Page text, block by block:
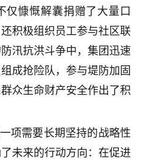
仅慷慨解囊捐赠了大量口
积极组织员工参与社区联
汛抗洪斗争中，集团迅速
成抢险队，参与堤防加固
众生命财产安全作出了积
项需要长期坚持的战略性
未来的行动方向：在促进